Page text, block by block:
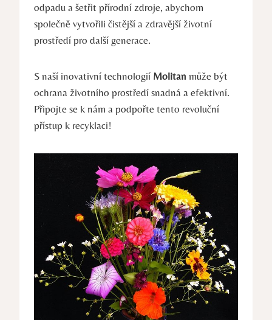
odpadu a šetřit přírodní zdroje, abychom
společně vytvořili čistější a zdravější životní
prostředí pro další generace.
S naší inovativní technologií Molitan může být
ochrana životního prostředí snadná a efektivní.
Připojte se k nám a podpořte tento revoluční
přístup k recyklaci!